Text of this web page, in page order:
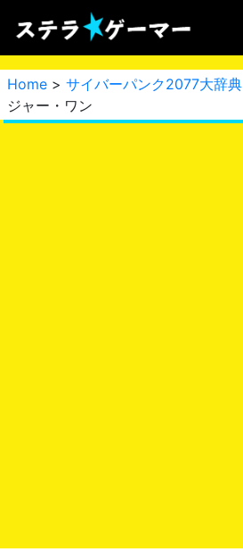
Home > サイバーパンク2077大辞典
ジャー・ワン